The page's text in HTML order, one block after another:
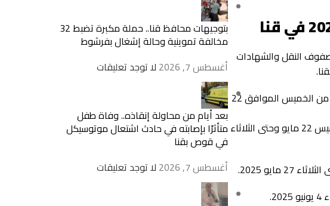
عبد الحليم، محافظ قنا، جدول امتحانات الفصل الدراسي الثاني للعام الدراسي 2024/2025، لصفوف النقل والشهادات
ومن جانبه أوضح محافظ قنا، أن امتحانات المرحلة الابتدائية (العام، والرسمية للغات، والدمج) ستُعقد في الفترة من الخميس الموافق 22
كما تُعقد امتحانات الصفين الأول والثاني الإعدادي (العام، والرسمية للغات، والدمج) في نفس الفترة، من الخميس 22 مايو وحتى الثلاثاء
بتوجيهات محافظ قنا.. حملة مكبرة تضبط 32
مخالفة تموينية وحالة إشغال بفرشوط
أغسطس 7, 2026
لا توجد تعليقات
بعد أيام من محاولة إنقاذه.. وفاة طفل
متأثرًا بإصابته في حادث اشتعال موتوسيكل
في قوص بقنا
أغسطس 7, 2026
لا توجد تعليقات